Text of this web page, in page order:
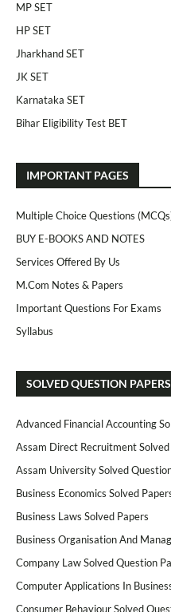
MP SET
HP SET
Jharkhand SET
JK SET
Karnataka SET
Bihar Eligibility Test BET
IMPORTANT PAGES
Multiple Choice Questions
BUY E-BOOKS AND NOTES
Services Offered By Us
M.Com Notes & Papers
Important Questions For Exams
Syllabus
SOLVED QUESTION PAPERS
Advanced Financial Accounting
Assam Direct Recruitment
Assam University Solved
Business Economics Solved
Business Laws Solved Papers
Business Organisation And
Company Law Solved Question
Computer Applications In
Consumer Behaviour Solved